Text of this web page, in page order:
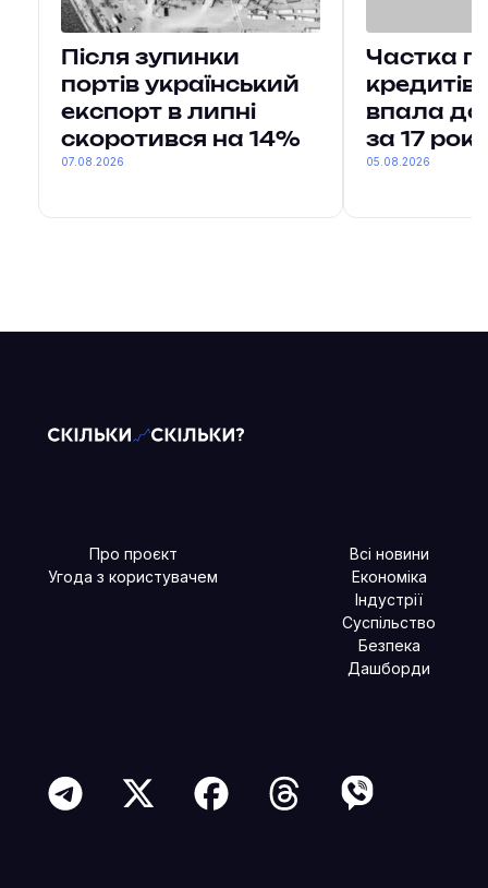
Після зупинки
портів український
експорт в липні
скоротився на 14%
07.08.2026
Частка
кредитів
впала до
за 17
05.08.2026
Про проєкт
Угода з користувачем
Всі новини
Економіка
Індустрії
Суспільство
Безпека
Дашборди
Читайте більше в наших соцмережах